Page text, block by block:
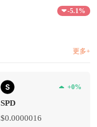
-5.1%
更多+
+0%
SPD
$0.0000016